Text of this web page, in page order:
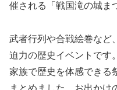
催される「戦国滝の城ま
武者行列や合戦絵巻など
迫力の歴史イベントです
家族で歴史を体感できる